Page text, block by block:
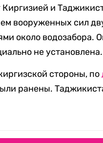
и
вооруженных сил
около водозабора.
не установлена.
стороны, по
ранены.